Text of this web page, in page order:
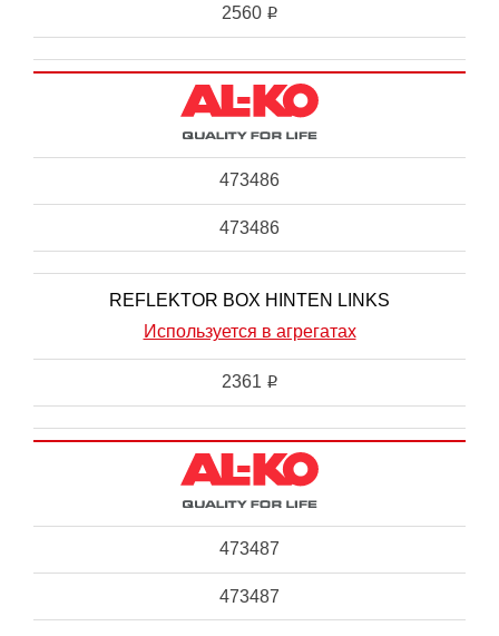
2560 i
473486
473486
REFLEKTOR BOX HINTEN LINKS
Используется в агрегатах
2361 i
473487
473487